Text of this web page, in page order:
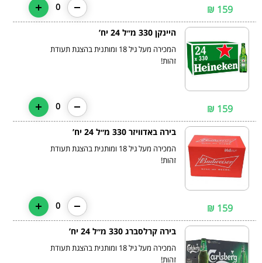
159 ₪
0
היינקן 330 מ״ל 24 יח’
המכירה מעל גיל 18 ומותנית בהצגת תעודת
זהות!
159 ₪
0
בירה באדוויזר 330 מ״ל 24 יח’
המכירה מעל גיל 18 ומותנית בהצגת תעודת
זהות!
159 ₪
0
בירה קרלסברג 330 מ״ל 24 יח’
המכירה מעל גיל 18 ומותנית בהצגת תעודת
זהות!